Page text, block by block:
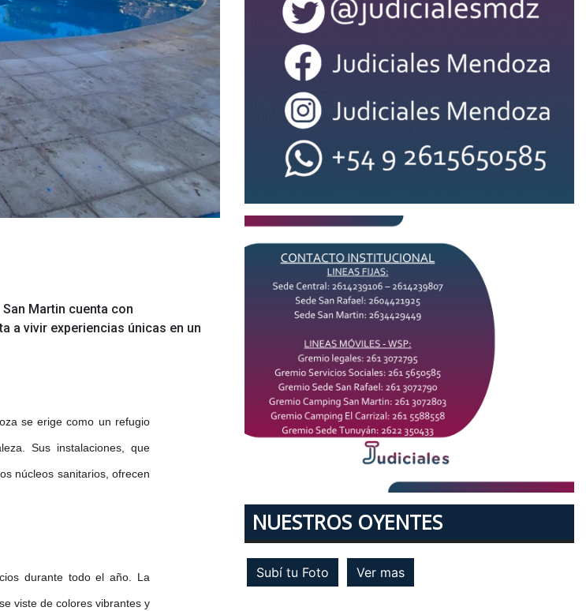
Martin cuenta con
a vivir experiencias únicas en un
se erige como un refugio
Sus instalaciones, que
núcleos sanitarios, ofrecen
durante todo el año. La
viste de colores vibrantes y
NUESTROS OYENTES
Subí tu Foto Ver mas